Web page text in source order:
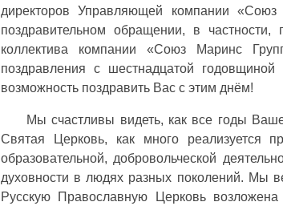
директоров Управляющей компании
поздравительном обращении, в
коллектива компании «Союз Маринс
поздравления с шестнадцатой
возможность поздравить Вас с этим днём!
Мы счастливы видеть, как все годы
Святая Церковь, как много реализуется
образовательной, добровольческой
духовности в людях разных поколений. Мы
Русскую Православную Церковь